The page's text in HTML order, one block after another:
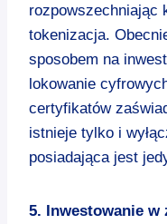
rozpowszechniając
tokenizacja.
sposobem na
lokowanie
certyfikatów
istnieje tylko i
posiadająca jest
5. Inwestowanie w